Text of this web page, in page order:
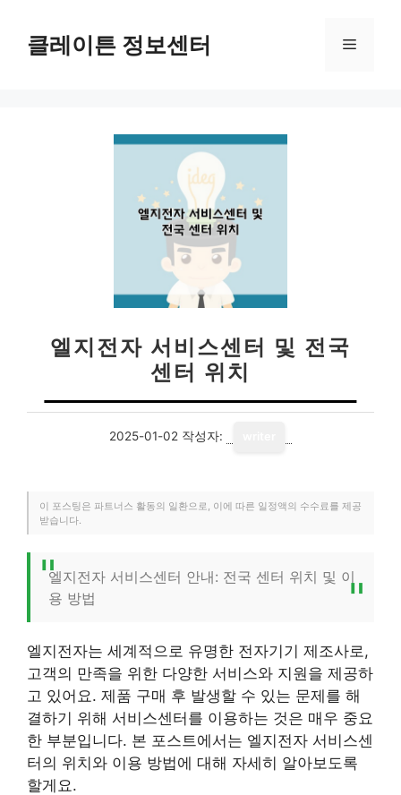
클레이튼 정보센터 메
엘지전자 서비스센터 및 전국
센터 위치
2025-01-02 작성자:
이 포스팅은 파트너스 활동의 일환으로, 이에 따른 일정액의 수수료를 제공
받습니다.
엘지전자 서비스센터 안내: 전국 센터 위치 및 이
용 방법
엘지전자는 세계적으로 유명한 전자기기 제조사로,
고객의 만족을 위한 다양한 서비스와 지원을 제공하
고 있어요. 제품 구매 후 발생할 수 있는 문제를 해
결하기 위해 서비스센터를 이용하는 것은 매우 중요
한 부분입니다. 본 포스트에서는 엘지전자 서비스센
터의 위치와 이용 방법에 대해 자세히 알아보도록
할게요.